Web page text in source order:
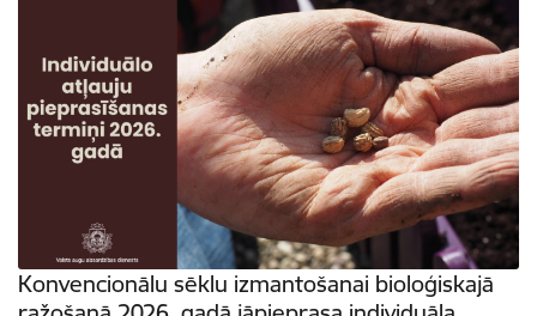
Konvencionālu sēklu izmantošanai bioloģiskajā